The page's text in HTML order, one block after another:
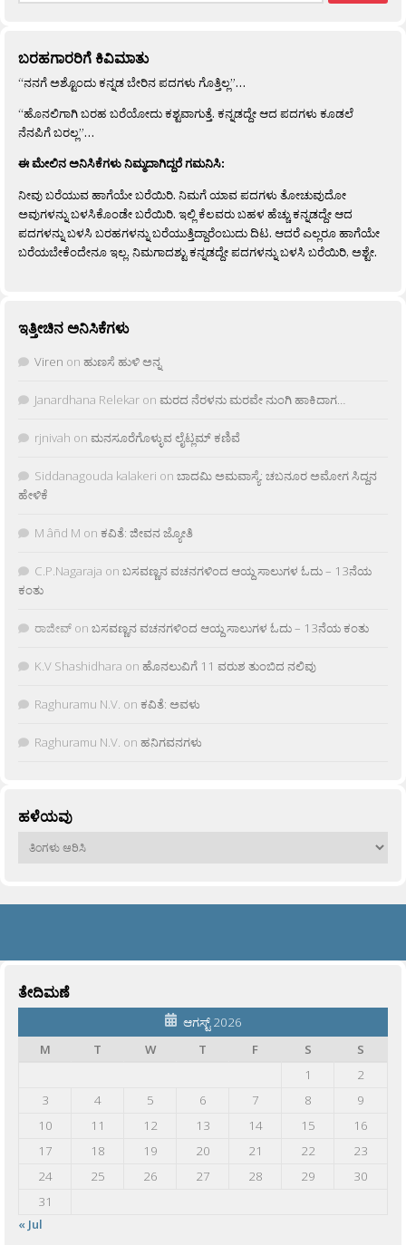
ಬರಹಗಾರರಿಗೆ ಕಿವಿಮಾತು
“ನನಗೆ ಅಶ್ಟೊಂದು ಕನ್ನಡ ಬೇರಿನ ಪದಗಳು ಗೊತ್ತಿಲ್ಲ”…
“ಹೊನಲಿಗಾಗಿ ಬರಹ ಬರೆಯೋದು ಕಶ್ಟವಾಗುತ್ತೆ. ಕನ್ನಡದ್ದೇ ಆದ ಪದಗಳು ಕೂಡಲೆ
ನೆನಪಿಗೆ ಬರಲ್ಲ”…
ಈ ಮೇಲಿನ ಅನಿಸಿಕೆಗಳು ನಿಮ್ಮದಾಗಿದ್ದರೆ ಗಮನಿಸಿ:
ನೀವು ಬರೆಯುವ ಹಾಗೆಯೇ ಬರೆಯಿರಿ. ನಿಮಗೆ ಯಾವ ಪದಗಳು ತೋಚುವುದೋ
ಅವುಗಳನ್ನು ಬಳಸಿಕೊಂಡೇ ಬರೆಯಿರಿ. ಇಲ್ಲಿ ಕೆಲವರು ಬಹಳ ಹೆಚ್ಚು ಕನ್ನಡದ್ದೇ ಆದ
ಪದಗಳನ್ನು ಬಳಸಿ ಬರಹಗಳನ್ನು ಬರೆಯುತ್ತಿದ್ದಾರೆಂಬುದು ದಿಟ. ಆದರೆ ಎಲ್ಲರೂ ಹಾಗೆಯೇ
ಬರೆಯಬೇಕೆಂದೇನೂ ಇಲ್ಲ. ನಿಮಗಾದಶ್ಟು ಕನ್ನಡದ್ದೇ ಪದಗಳನ್ನು ಬಳಸಿ ಬರೆಯಿರಿ, ಅಶ್ಟೇ.
ಇತ್ತೀಚಿನ ಅನಿಸಿಕೆಗಳು
Viren on ಹುಣಸೆ ಹುಳಿ ಅನ್ನ
Janardhana Relekar on ಮರದ ನೆರಳನು ಮರವೇ ನುಂಗಿ ಹಾಕಿದಾಗ…
rjnivah on ಮನಸೂರೆಗೊಳ್ಳುವ ಲೈಟ್ಲಮ್ ಕಣಿವೆ
Siddanagouda kalakeri on ಬಾದಮಿ ಅಮವಾಸ್ಯೆ: ಚಬನೂರ ಅಮೋಗ ಸಿದ್ದನ
ಹೇಳಿಕೆ
M âñd M on ಕವಿತೆ: ಜೀವನ ಜ್ಯೋತಿ
C.P.Nagaraja on ಬಸವಣ್ಣನ ವಚನಗಳಿಂದ ಆಯ್ದ ಸಾಲುಗಳ ಓದು – 13ನೆಯ
ಕಂತು
ರಾಜೀವ್ on ಬಸವಣ್ಣನ ವಚನಗಳಿಂದ ಆಯ್ದ ಸಾಲುಗಳ ಓದು – 13ನೆಯ ಕಂತು
K.V Shashidhara on ಹೊನಲುವಿಗೆ 11 ವರುಶ ತುಂಬಿದ ನಲಿವು
Raghuramu N.V. on ಕವಿತೆ: ಅವಳು
Raghuramu N.V. on ಹನಿಗವನಗಳು
ಹಳೆಯವು
ಹಳೆಯವು
ತೇದಿಮಣೆ
ಆಗಸ್ಟ್ 2026
M
T W T F S
S
1
2
3
4 5 6 7 8
9
10
11 12 13 14 15
16
17
18 19 20 21 22
23
24
25 26 27 28 29
30
31
« Jul